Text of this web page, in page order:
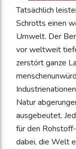
Tatsächlich
Schrotts einen
Umwelt. Der
vor weltweit
zerstört ganze
Natur
ausgebeutet.
für den
dabei, die Welt